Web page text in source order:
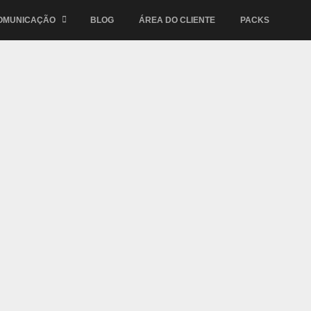
BLOG ÁREA DO CLIENTE PACKS